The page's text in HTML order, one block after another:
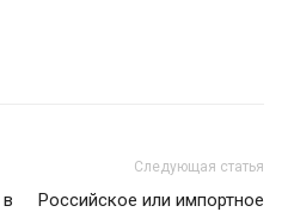
Следующая статья
Российское или импортное